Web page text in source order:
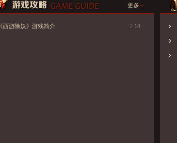
更多 +
《西游除妖》游戏简介 7-14